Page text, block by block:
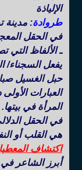
الإلياذة
طروادة: مدينة
في الحقل
ـ الألفاظ التي
يفعل السجناء/
حبل الغسيل
العبارات الأولى
المرأة في بيتها.
في الحقل
هي القلب أو
اكتشاف
أبرز الشاعر في